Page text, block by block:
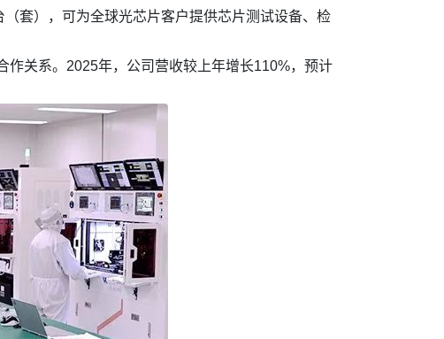
套），可为全球光芯片客户提供芯片测试设备、检
关系。2025年，公司营收较上年增长110%，预计